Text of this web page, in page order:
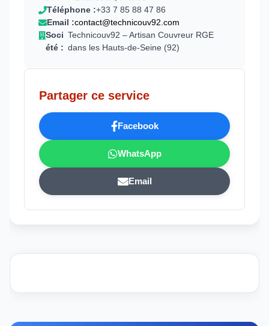
Téléphone :+33 7 85 88 47 86
Email :contact@technicouv92.com
Soci
été :
Technicouv92 – Artisan Couvreur RGE
dans les Hauts-de-Seine (92)
Partager ce service
Facebook
WhatsApp
Email